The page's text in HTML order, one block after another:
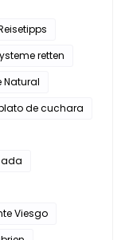
retten
Natural
de cuchara
Viesgo